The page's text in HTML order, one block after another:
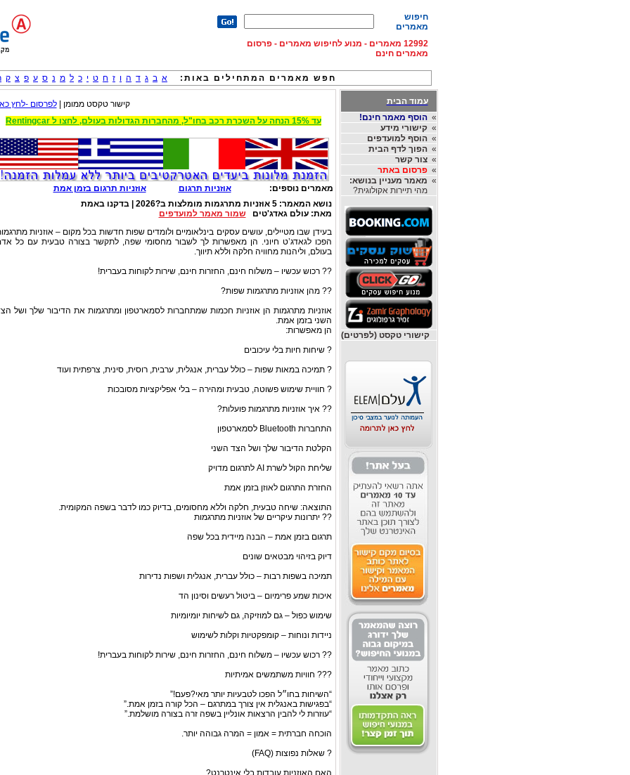
חיפוש
מאמרים
12992 מאמרים - מנוע לחיפוש מאמרים - פרסום
מאמרים חינם
חפש מאמרים המתחילים באות: א ב ג ד ה ו ז ח ט י כ ל מ נ ס ע פ צ ק
עמוד הבית
»הוסף מאמר חינם!
»קישורי מידע
»הוסף למועדפים
»הפוך לדף הבית
»צור קשר
»פרסום באתר
» מאמר מעניין בנושא:
מהי תיירות אקולוגית?
קישורי טקסט (לפרטים)
קישור טקסט ממומן |לפרסום -לחץ
עד 15% הנחה על השכרת רכב בחו"ל, מהחברות הגדולות בעולם, לחצו ל Rentingcar
מאמרים נוספים: אוזניות תרגום
אוזניות תרגום בזמן אמת
נושא המאמר:5 אוזניות מתרגמות מומלצות ב?2026 | בדקנו באמת
מאת:עולם גאדג'טיםשמור מאמר למועדפים
בעידן שבו מטיילים, עושים עסקים בינלאומיים ולומדים שפות חדשות בכל מקום – אוזניות
הפכו לגאדג’ט חיוני. הן מאפשרות לך לשבור מחסומי שפה, לתקשר בצורה טבעית עם כל
בעולם, וליהנות מחוויה חלקה וללא תיווך.
?? רכוש עכשיו – משלוח חינם, החזרות חינם, שירות לקוחות בעברית!
?? מהן אוזניות מתרגמות שפות?
אוזניות מתרגמות הן אוזניות חכמות שמתחברות לסמארטפון ומתרגמות את הדיבור שלך ושל
השני בזמן אמת.
הן מאפשרות:
? שיחות חיות בלי עיכובים
? תמיכה במאות שפות – כולל עברית, אנגלית, ערבית, רוסית, סינית, צרפתית ועוד
? חוויית שימוש פשוטה, טבעית ומהירה – בלי אפליקציות מסובכות
?? איך אוזניות מתרגמות פועלות?
התחברות Bluetooth לסמארטפון
הקלטת הדיבור שלך ושל הצד השני
שליחת הקול לשרת AI לתרגום מדויק
החזרת התרגום לאוזן בזמן אמת
התוצאה: שיחה טבעית, חלקה וללא מחסומים, בדיוק כמו לדבר בשפה המקומית.
?? יתרונות עיקריים של אוזניות מתרגמות
תרגום בזמן אמת – הבנה מיידית בכל שפה
דיוק בזיהוי מבטאים שונים
תמיכה בשפות רבות – כולל עברית, אנגלית ושפות נדירות
איכות שמע פרימיום – ביטול רעשים וסינון הד
שימוש כפול – גם למוזיקה, גם לשיחות יומיומיות
ניידות ונוחות – קומפקטיות וקלות לשימוש
?? רכוש עכשיו – משלוח חינם, החזרות חינם, שירות לקוחות בעברית!
??? חוויות משתמשים אמיתיות
“השיחות בחו״ל הפכו לטבעיות יותר מאי?פעם!”
“בפגישות באנגלית אין צורך במתרגם – הכל קורה בזמן אמת.”
“עוזרות לי להבין הרצאות אונליין בשפה זרה בצורה מושלמת.”
הוכחה חברתית = אמון = המרה גבוהה יותר.
? שאלות נפוצות (FAQ)
האם האוזניות עובדות בלי אינטרנט?